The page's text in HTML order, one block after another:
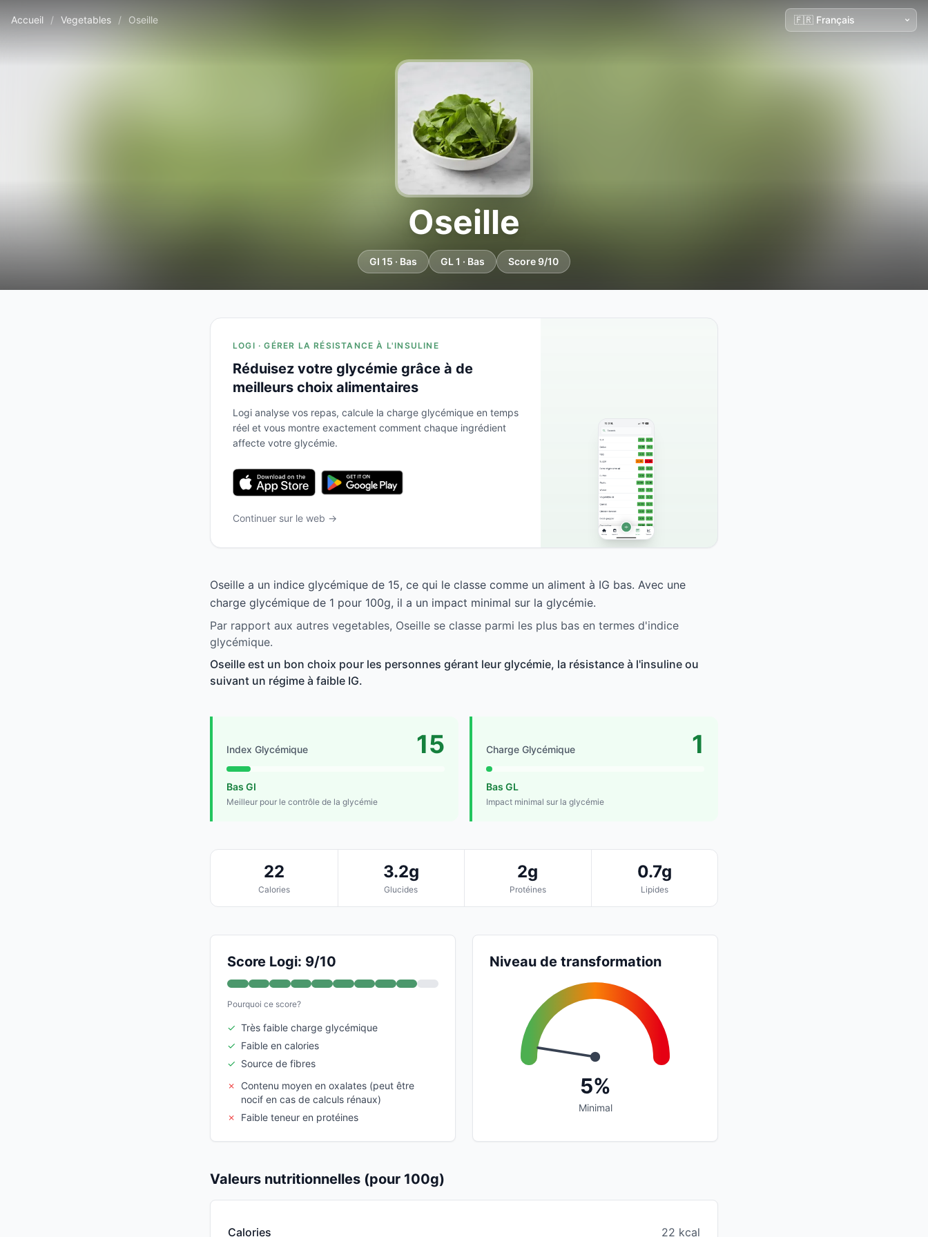
Accueil / Vegetables / Oseille
Oseille
GI 15 · Bas GL 1 · Bas Score 9/10
LOGI · GÉRER LA RÉSISTANCE À L'INSULINE
Réduisez votre glycémie grâce à de
meilleurs choix alimentaires
Logi analyse vos repas, calcule la charge glycémique en temps
réel et vous montre exactement comment chaque ingrédient
affecte votre glycémie.
Continuer sur le web →
Oseille a un indice glycémique de 15, ce qui le classe comme un aliment à IG bas. Avec une
charge glycémique de 1 pour 100g, il a un impact minimal sur la glycémie.
Par rapport aux autres vegetables, Oseille se classe parmi les plus bas en termes d'indice
glycémique.
Oseille est un bon choix pour les personnes gérant leur glycémie, la résistance à l'insuline ou
suivant un régime à faible IG.
Index Glycémique 15
Bas GI
Meilleur pour le contrôle de la glycémie
Charge Glycémique 1
Bas GL
Impact minimal sur la glycémie
22
Calories
3.2g
Glucides
2g
Protéines
0.7g
Lipides
Score Logi: 9/10
Pourquoi ce score?
✓ Très faible charge glycémique
✓ Faible en calories
✓ Source de fibres
✗
Contenu moyen en oxalates (peut être
nocif en cas de calculs rénaux)
✗
Faible teneur en protéines
Niveau de transformation
5%
Minimal
Valeurs nutritionnelles (pour 100g)
Calories 22 kcal